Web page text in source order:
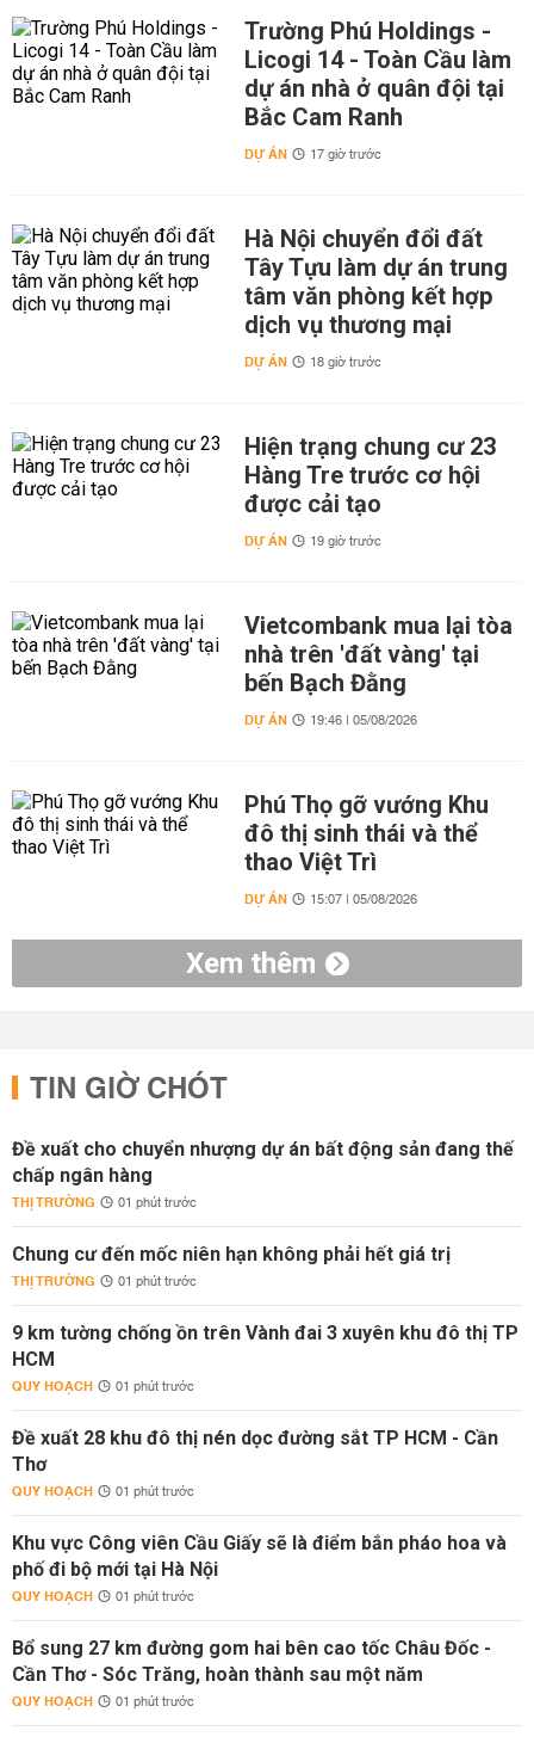
Trường Phú Holdings -
Licogi 14 - Toàn Cầu làm
dự án nhà ở quân đội tại
Bắc Cam Ranh
DỰ ÁN 17 giờ trước
Hà Nội chuyển đổi đất
Tây Tựu làm dự án trung
tâm văn phòng kết hợp
dịch vụ thương mại
DỰ ÁN 18 giờ trước
Hiện trạng chung cư 23
Hàng Tre trước cơ hội
được cải tạo
DỰ ÁN 19 giờ trước
Vietcombank mua lại tòa
nhà trên 'đất vàng' tại
bến Bạch Đằng
DỰ ÁN 19:46 | 05/08/2026
Phú Thọ gỡ vướng Khu
đô thị sinh thái và thể
thao Việt Trì
DỰ ÁN 15:07 | 05/08/2026
Xem thêm
TIN GIỜ CHÓT
Đề xuất cho chuyển nhượng dự án bất động sản đang thế
chấp ngân hàng
THỊ TRƯỜNG 01 phút trước
Chung cư đến mốc niên hạn không phải hết giá trị
THỊ TRƯỜNG 01 phút trước
9 km tường chống ồn trên Vành đai 3 xuyên khu đô thị TP
HCM
QUY HOẠCH 01 phút trước
Đề xuất 28 khu đô thị nén dọc đường sắt TP HCM - Cần
Thơ
QUY HOẠCH 01 phút trước
Khu vực Công viên Cầu Giấy sẽ là điểm bắn pháo hoa và
phố đi bộ mới tại Hà Nội
QUY HOẠCH 01 phút trước
Bổ sung 27 km đường gom hai bên cao tốc Châu Đốc -
Cần Thơ - Sóc Trăng, hoàn thành sau một năm
QUY HOẠCH 01 phút trước